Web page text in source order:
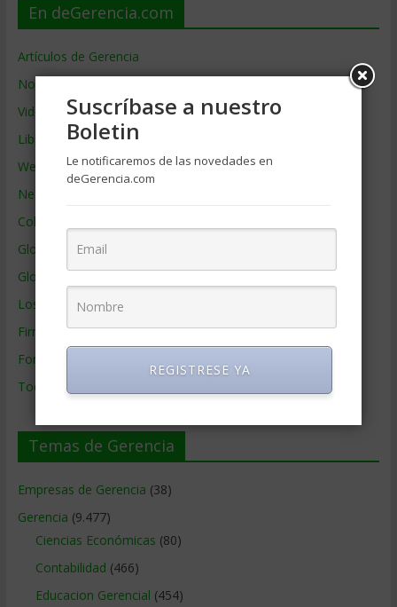
En deGerencia.com
Artículos de Gerencia
Noticias de Gerencia
Videos de Gerencia
Libros de Gerencia
Webs de Gerencia
Negocios por País
Colaboradores de Gerencia
Glosario
Glosario Inglés – Español
Los mejores MBA
Firmas de Gerencia
Formación de Gerencia
Todos los Temas
Temas de Gerencia
Empresas de Gerencia (38)
Gerencia (9.477)
Ciencias Económicas (80)
Contabilidad (466)
Educacion Gerencial (454)
Suscríbase a nuestro
Boletin
Le notificaremos de las novedades en
deGerencia.com
REGISTRESE YA